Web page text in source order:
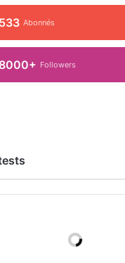
533 Abonnés
8000+ Followers